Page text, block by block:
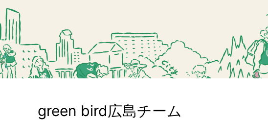
green bird広島チーム